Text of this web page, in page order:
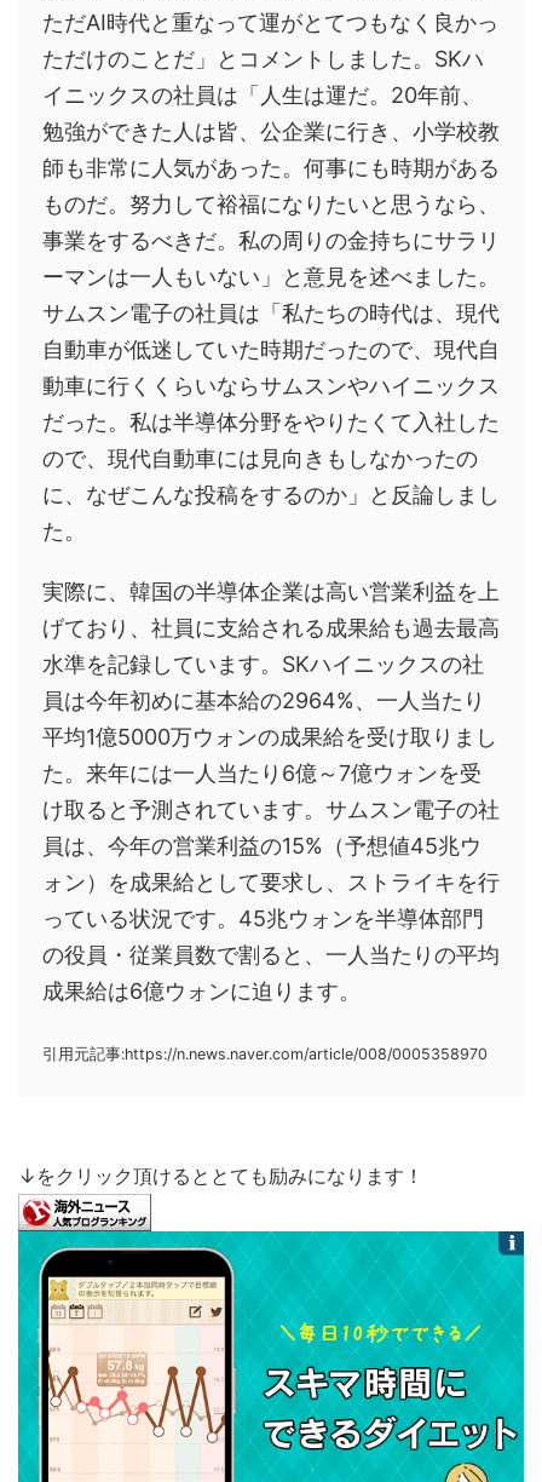
ただAI時代と重なって運がとてつもなく良かっ
ただけのことだ」とコメントしました。SKハ
イニックスの社員は「人生は運だ。20年前、
勉強ができた人は皆、公企業に行き、小学校教
師も非常に人気があった。何事にも時期がある
ものだ。努力して裕福になりたいと思うなら、
事業をするべきだ。私の周りの金持ちにサラリ
ーマンは一人もいない」と意見を述べました。
サムスン電子の社員は「私たちの時代は、現代
自動車が低迷していた時期だったので、現代自
動車に行くくらいならサムスンやハイニックス
だった。私は半導体分野をやりたくて入社した
ので、現代自動車には見向きもしなかったの
に、なぜこんな投稿をするのか」と反論しまし
た。
実際に、韓国の半導体企業は高い営業利益を上
げており、社員に支給される成果給も過去最高
水準を記録しています。SKハイニックスの社
員は今年初めに基本給の2964%、一人当たり
平均1億5000万ウォンの成果給を受け取りまし
た。来年には一人当たり6億～7億ウォンを受
け取ると予測されています。サムスン電子の社
員は、今年の営業利益の15%（予想値45兆ウ
ォン）を成果給として要求し、ストライキを行
っている状況です。45兆ウォンを半導体部門
の役員・従業員数で割ると、一人当たりの平均
成果給は6億ウォンに迫ります。
引用元記事:https://n.news.naver.com/article/008/0005358970
↓をクリック頂けるととても励みになります！